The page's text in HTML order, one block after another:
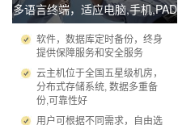
多语言终端，适应电脑,手机,PAD
软件，数据库定时备份，终身
提供保障服务和安全服务
云主机位于全国五星级机房，
分布式存储系统, 数据多重备
份,可靠性好
用户可根据不同需求，自由选